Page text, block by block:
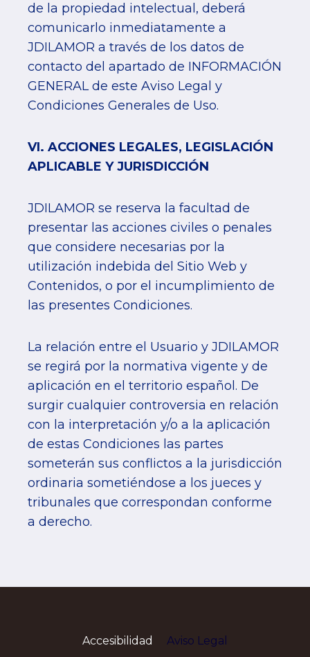
de la propiedad intelectual, deberá
comunicarlo inmediatamente a
JDILAMOR a través de los datos de
contacto del apartado de INFORMACIÓN
GENERAL de este Aviso Legal y
Condiciones Generales de Uso.
VI. ACCIONES LEGALES, LEGISLACIÓN
APLICABLE Y JURISDICCIÓN
JDILAMOR se reserva la facultad de
presentar las acciones civiles o penales
que considere necesarias por la
utilización indebida del Sitio Web y
Contenidos, o por el incumplimiento de
las presentes Condiciones.
La relación entre el Usuario y JDILAMOR
se regirá por la normativa vigente y de
aplicación en el territorio español. De
surgir cualquier controversia en relación
con la interpretación y/o a la aplicación
de estas Condiciones las partes
someterán sus conflictos a la jurisdicción
ordinaria sometiéndose a los jueces y
tribunales que correspondan conforme
a derecho.
Accesibilidad Aviso Legal